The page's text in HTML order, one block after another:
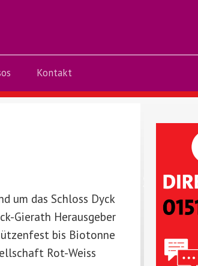
Kontakt
um das Schloss Dyck
Gierath Herausgeber
bis Biotonne
Rot-Weiss